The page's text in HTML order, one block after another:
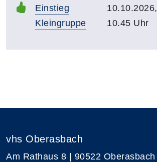
Einstieg
Kleingruppe
10.10.2026,
10.45 Uhr
vhs Oberasbach
Am Rathaus 8 | 90522 Oberasbach